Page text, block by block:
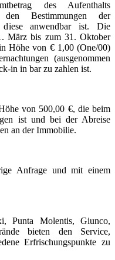
des Aufenthalts
Bestimmungen der
diese anwendbar ist. Die
März bis zum 31. Oktober
Höhe von € 1,00 (One/00)
(ausgenommen
in in bar zu zahlen ist.
von 500,00 €, die beim
ist und bei der Abreise
an der Immobilie.
Anfrage und mit einem
Punta Molentis, Giunco,
bieten den Service,
Erfrischungspunkte zu